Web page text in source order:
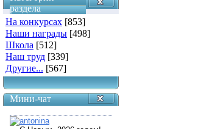
раздела
На конкурсах [853]
Наши награды [498]
Школа [512]
Наш труд [339]
Другие... [567]
Мини-чат